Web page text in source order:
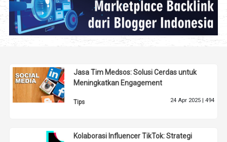
Jasa Tim Medsos: Solusi Cerdas untuk
Meningkatkan Engagement
Tips 24 Apr 2025 | 494
Kolaborasi Influencer TikTok: Strategi